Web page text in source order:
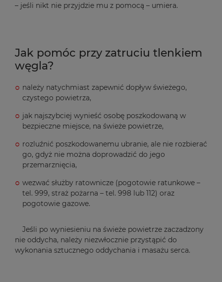
– jeśli nikt nie przyjdzie mu z pomocą – umiera.
Jak pomóc przy zatruciu tlenkiem
węgla?
należy natychmiast zapewnić dopływ świeżego,
czystego powietrza,
jak najszybciej wynieść osobę poszkodowaną w
bezpieczne miejsce, na świeże powietrze,
rozluźnić poszkodowanemu ubranie, ale nie rozbierać
go, gdyż nie można doprowadzić do jego
przemarznięcia,
wezwać służby ratownicze (pogotowie ratunkowe –
tel. 999, straż pożarna – tel. 998 lub 112) oraz
pogotowie gazowe.
Jeśli po wyniesieniu na świeże powietrze zaczadzony
nie oddycha, należy niezwłocznie przystąpić do
wykonania sztucznego oddychania i masażu serca.